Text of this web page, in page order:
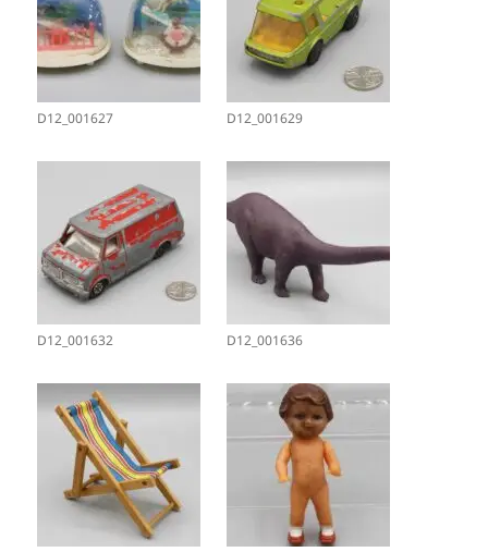
D12_001627 D12_001629
D12_001632 D12_001636